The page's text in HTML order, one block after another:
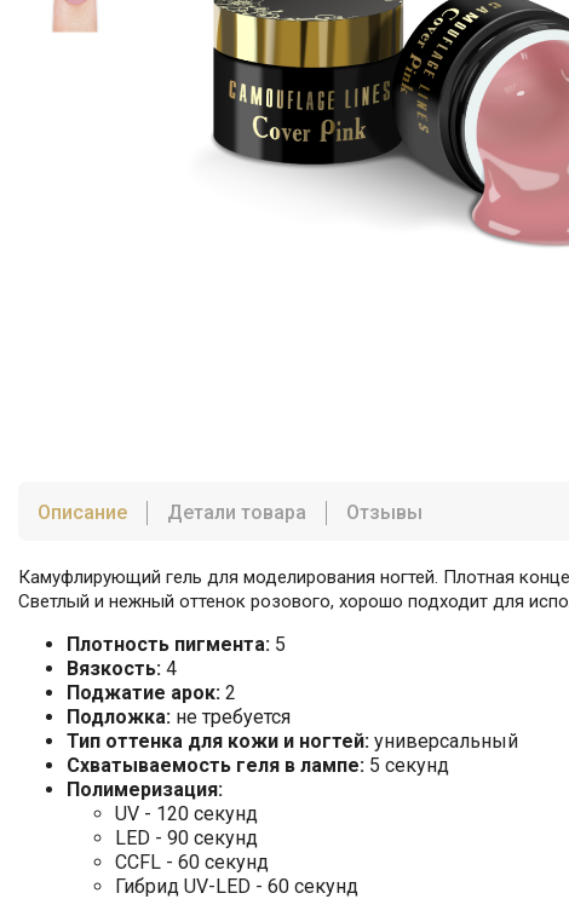
Описание Детали товара Отзывы
Камуфлирующий гель для моделирования ногтей. Плотная
Светлый и нежный оттенок розового, хорошо подходит для
Плотность пигмента: 5
Вязкость: 4
Поджатие арок: 2
Подложка: не требуется
Тип оттенка для кожи и ногтей: универсальный
Схватываемость геля в лампе: 5 секунд
Полимеризация:
UV - 120 секунд
LED - 90 секунд
CCFL - 60 секунд
Гибрид UV-LED - 60 секунд